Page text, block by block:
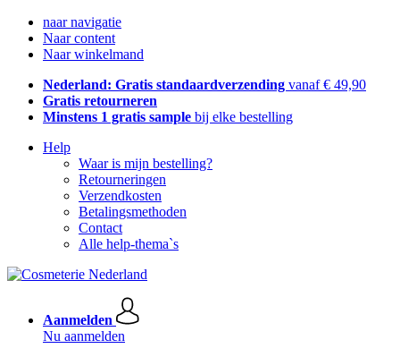
naar navigatie
Naar content
Naar winkelmand
Nederland: Gratis standaardverzending vanaf € 49,90
Gratis retourneren
Minstens 1 gratis sample bij elke bestelling
Help
Waar is mijn bestelling?
Retourneringen
Verzendkosten
Betalingsmethoden
Contact
Alle help-thema`s
Aanmelden
Nu aanmelden